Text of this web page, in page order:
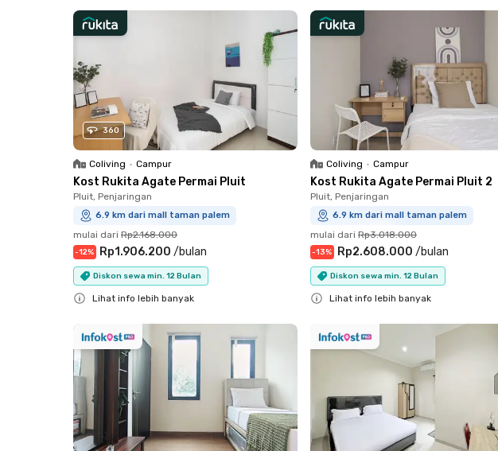
360
Coliving • Campur
Kost Rukita Agate Permai Pluit
Pluit, Penjaringan
6.9 km dari mall taman palem
mulai dari Rp2.168.000
-12% Rp1.906.200 /bulan
Diskon sewa min. 12 Bulan
Lihat info lebih banyak
Coliving • Campur
Kost Rukita Agate Permai Pluit 2
Pluit, Penjaringan
6.9 km dari mall taman palem
mulai dari Rp3.018.000
-13% Rp2.608.000 /bulan
Diskon sewa min. 12 Bulan
Lihat info lebih banyak